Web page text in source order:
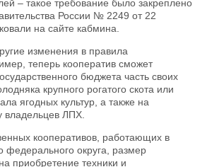
– такое требование было закреплено
России № 2249 от 22
на сайте кабмина.
изменения в правила
теперь кооператив сможет
бюджета часть своих
крупного рогатого скота или
ягодных культур, а также на
владельцев ЛПХ.
кооперативов, работающих в
федерального округа, размер
приобретение техники и